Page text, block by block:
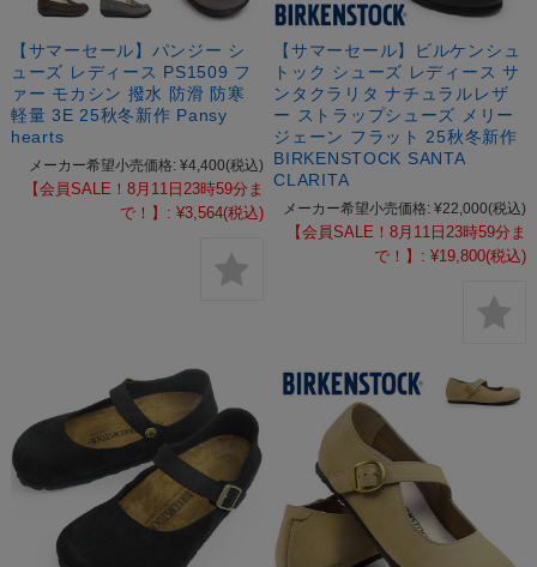
【サマーセール】パンジー シ
ューズ レディース PS1509 フ
ァー モカシン 撥水 防滑 防寒
軽量 3E 25秋冬新作 Pansy
hearts
メーカー希望小売価格: ¥4,400(税込)
【会員SALE！8月11日23時59分ま
で！】: ¥3,564(税込)
【サマーセール】ビルケンシュ
トック シューズ レディース サ
ンタクラリタ ナチュラルレザ
ー ストラップシューズ メリー
ジェーン フラット 25秋冬新作
BIRKENSTOCK SANTA
CLARITA
メーカー希望小売価格: ¥22,000(税込)
【会員SALE！8月11日23時59分ま
で！】: ¥19,800(税込)